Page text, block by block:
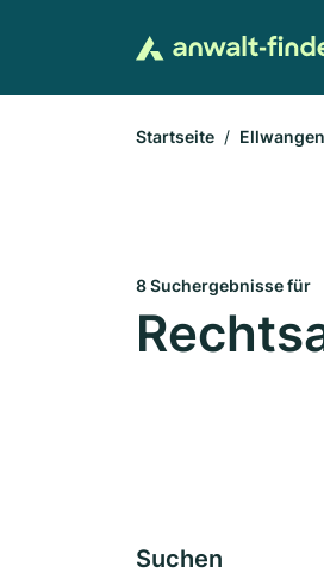
Startseite
8 Suchergebnisse für
Suchen